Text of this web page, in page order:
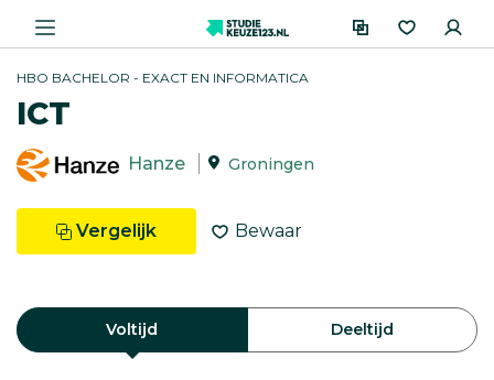
HBO BACHELOR - EXACT EN INFORMATICA
ICT
Hanze Groningen
Vergelijk Bewaar
Voltijd Deeltijd